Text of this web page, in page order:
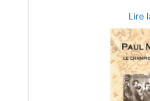
Lire